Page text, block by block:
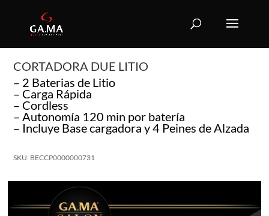
CORTADORA DUE LITIO
– 2 Baterias de Litio
– Carga Rápida
– Cordless
– Autonomía 120 min por batería
– Incluye Base cargadora y 4 Peines de Alzada
SKU: BECCP0000000731